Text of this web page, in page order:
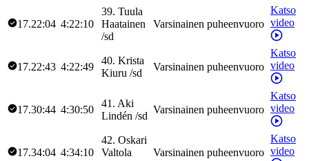
17.22:04 4:22:10
39. Tuula
Haatainen
/sd
Varsinainen puheenvuoro
Katso
video
17.22:43 4:22:49
40. Krista
Kiuru /sd
Varsinainen puheenvuoro
Katso
video
17.30:44 4:30:50
41 . Aki
Lindén /sd
Varsinainen puheenvuoro
Katso
video
17.34:04 4:34:10
42. Oskari
Valtola
Varsinainen puheenvuoro
Katso
video